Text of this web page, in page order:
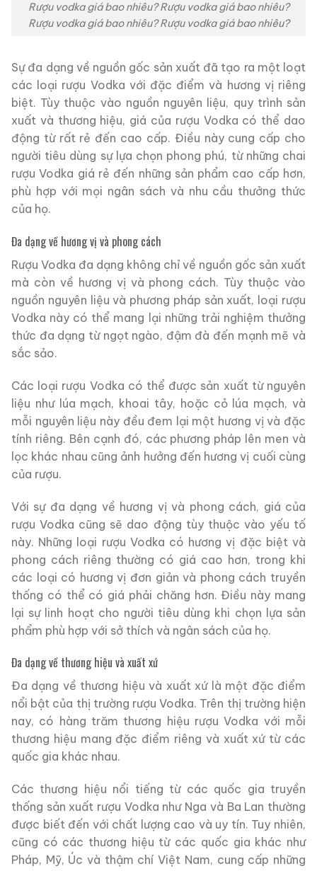
Rượu vodka giá bao nhiêu? Rượu vodka giá bao nhiêu?
Rượu vodka giá bao nhiêu? Rượu vodka giá bao nhiêu?
Sự đa dạng về nguồn gốc sản xuất đã tạo ra một loạt
các loại rượu Vodka với đặc điểm và hương vị riêng
biệt. Tùy thuộc vào nguồn nguyên liệu, quy trình sản
xuất và thương hiệu, giá của rượu Vodka có thể dao
động từ rất rẻ đến cao cấp. Điều này cung cấp cho
người tiêu dùng sự lựa chọn phong phú, từ những chai
rượu Vodka giá rẻ đến những sản phẩm cao cấp hơn,
phù hợp với mọi ngân sách và nhu cầu thưởng thức
của họ.
Đa dạng về hương vị và phong cách
Rượu Vodka đa dạng không chỉ về nguồn gốc sản xuất
mà còn về hương vị và phong cách. Tùy thuộc vào
nguồn nguyên liệu và phương pháp sản xuất, loại rượu
Vodka này có thể mang lại những trải nghiệm thưởng
thức đa dạng từ ngọt ngào, đậm đà đến mạnh mẽ và
sắc sảo.
Các loại rượu Vodka có thể được sản xuất từ nguyên
liệu như lúa mạch, khoai tây, hoặc cỏ lúa mạch, và
mỗi nguyên liệu này đều đem lại một hương vị và đặc
tính riêng. Bên cạnh đó, các phương pháp lên men và
lọc khác nhau cũng ảnh hưởng đến hương vị cuối cùng
của rượu.
Với sự đa dạng về hương vị và phong cách, giá của
rượu Vodka cũng sẽ dao động tùy thuộc vào yếu tố
này. Những loại rượu Vodka có hương vị đặc biệt và
phong cách riêng thường có giá cao hơn, trong khi
các loại có hương vị đơn giản và phong cách truyền
thống có thể có giá phải chăng hơn. Điều này mang
lại sự linh hoạt cho người tiêu dùng khi chọn lựa sản
phẩm phù hợp với sở thích và ngân sách của họ.
Đa dạng về thương hiệu và xuất xứ
Đa dạng về thương hiệu và xuất xứ là một đặc điểm
nổi bật của thị trường rượu Vodka. Trên thị trường hiện
nay, có hàng trăm thương hiệu rượu Vodka với mỗi
thương hiệu mang đặc điểm riêng và xuất xứ từ các
quốc gia khác nhau.
Các thương hiệu nổi tiếng từ các quốc gia truyền
thống sản xuất rượu Vodka như Nga và Ba Lan thường
được biết đến với chất lượng cao và uy tín. Tuy nhiên,
cũng có các thương hiệu từ các quốc gia khác như
Pháp, Mỹ, Úc và thậm chí Việt Nam, cung cấp những